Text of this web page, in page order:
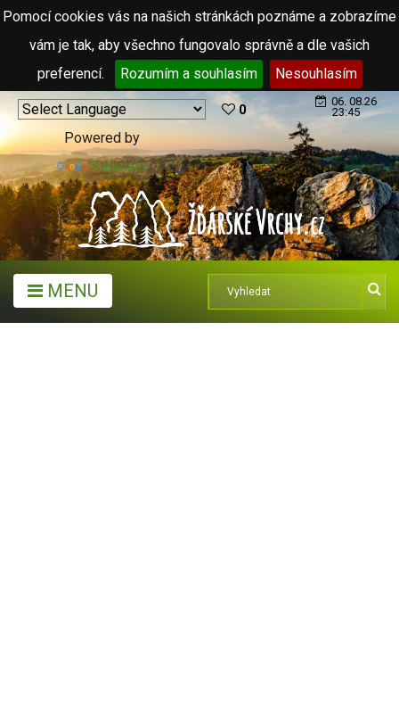
Pomocí cookies vás na našich stránkách poznáme a zobrazíme
vám je tak, aby všechno fungovalo správně a dle vašich
preferencí.
Rozumím a souhlasím Nesouhlasím
Powered by
Translate
0
06. 08.26
23:45
MENU